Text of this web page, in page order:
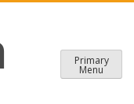
Primary
Menu